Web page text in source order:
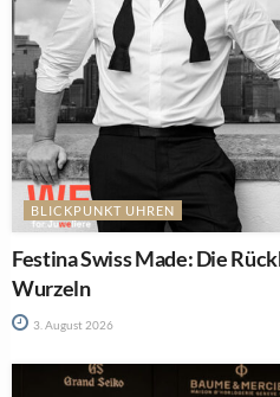
BLICKPUNKT UHREN
Festina Swiss Made: Die
Wurzeln
3. August 2026